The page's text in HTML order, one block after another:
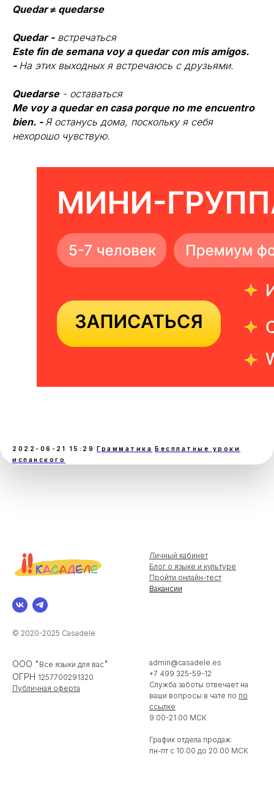
Quedar ≠ quedarse
Quedar -встречаться
Este fin de semana voy a quedar con mis amigos.
- На этих выходных я встречаюсь с друзьями.
Quedarse- оставаться
Me voy a quedar en casa porque no me encuentro
bien. -Я останусь дома, поскольку я себя
нехорошо чувствую.
2022-06-21 15:29 Грамматика Бесплатные уроки
испанского
© 2020-2025 Casadele
Личный кабинет
Блог о языке и культуре
Пройти онлайн-тест
Вакансии
ООО " Все языки для вас"
ОГРН 1257700291320
Публичная оферта
admin@casadele.es
+7 499 325-59-12
Служба заботы отвечает на
ваши вопросы в чате по по
ссылке
9:00-21:00 МСК
График отдела продаж:
пн-пт с 10:00 до 20:00 МСК